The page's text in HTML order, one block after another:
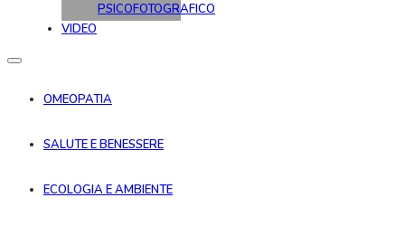
PSICOFOTOGRAFICO
VIDEO
OMEOPATIA
SALUTE E BENESSERE
ECOLOGIA E AMBIENTE